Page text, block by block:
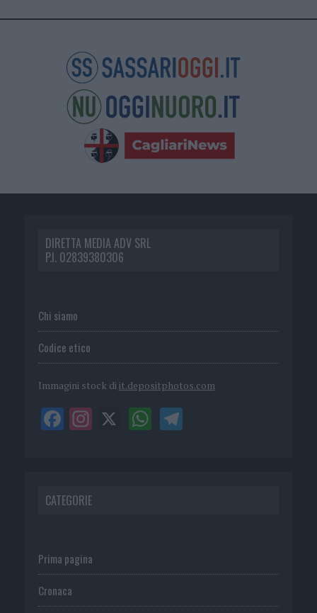
DIRETTA MEDIA ADV SRL
P.I. 02839380306
Chi siamo
Codice etico
Immagini stock di it.depositphotos.com
CATEGORIE
Prima pagina
Cronaca